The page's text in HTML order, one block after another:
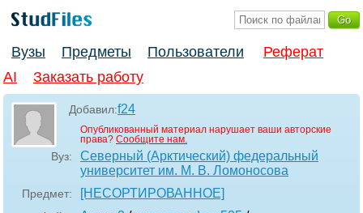
Вузы Предметы Пользователи
Реферат
AI
Заказать работу
Добавил:f24
Опубликованный материал нарушает ваши авторские
права? Сообщите нам.
Вуз:
Северный (Арктический) федеральный
университет им. М. В. Ломоносова
Предмет: [НЕСОРТИРОВАННОЕ]